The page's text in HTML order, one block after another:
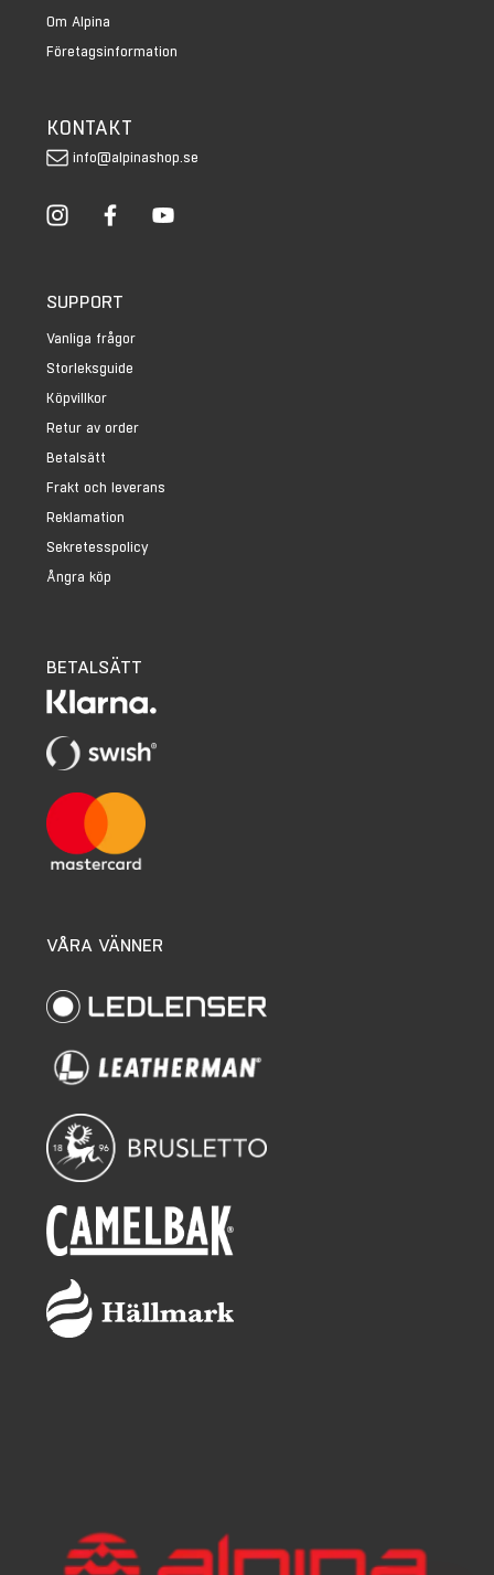
Om Alpina
Företagsinformation
KONTAKT
info@alpinashop.se
SUPPORT
Vanliga frågor
Storleksguide
Köpvillkor
Retur av order
Betalsätt
Frakt och leverans
Reklamation
Sekretesspolicy
Ångra köp
BETALSÄTT
VÅRA VÄNNER